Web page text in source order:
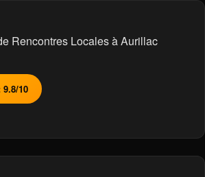
Rencontres Locales à Aurillac
9.8/10